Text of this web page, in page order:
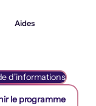
Aides
d'informations
le programme